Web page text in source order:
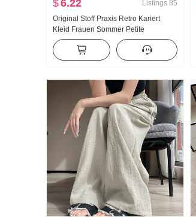
$6.22 Listings 85
Original Stoff Praxis Retro Kariert
Kleid Frauen Sommer Petite
Einzigartig Hübsch Locker Charme
Minirock